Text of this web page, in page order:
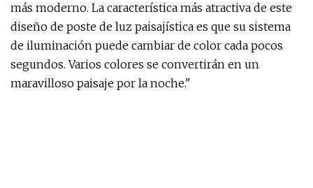
más moderno. La característica más atractiva de este
diseño de poste de luz paisajística es que su sistema
de iluminación puede cambiar de color cada pocos
segundos. Varios colores se convertirán en un
maravilloso paisaje por la noche."